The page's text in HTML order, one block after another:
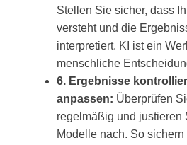
Stellen Sie sicher, dass
versteht und die
interpretiert. KI ist ein
menschliche
6. Ergebnisse
anpassen: Überprüfen
regelmäßig und justieren
Modelle nach. So